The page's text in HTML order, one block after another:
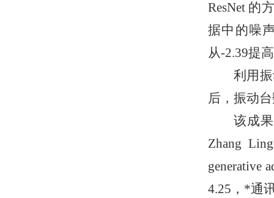
ResNet 的
据中的噪
从-2.39提
利用
后，振动
该成
Zhang
generative
4.25，*通